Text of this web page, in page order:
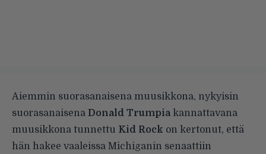
Aiemmin suorasanaisena muusikkona, nykyisin
suorasanaisena Donald Trumpia kannattavana
muusikkona tunnettu Kid Rock on kertonut, että
hän hakee vaaleissa Michiganin senaattiin